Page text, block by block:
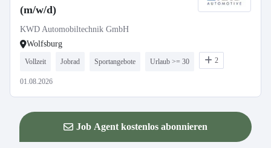
(m/w/d)
KWD Automobiltechnik GmbH
Wolfsburg
Vollzeit Jobrad Sportangebote Urlaub >= 30 2
01.08.2026
Job Agent kostenlos abonnieren